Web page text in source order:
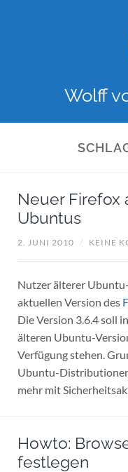
Wolff
Neuer Firefox
Ubuntus
2. JUNI 2010 / KEINE
Nutzer älterer
aktuellen Version des
Die Version 3.6.4 soll
älteren Ubuntu-
Verfügung stehen.
Ubuntu-
mehr mit
Howto:
festlegen